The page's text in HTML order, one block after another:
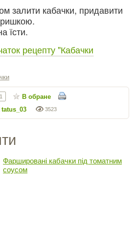
залити кабачки, придавити
їсти.
рецепту "Кабачки
3523
tatus_03
1 В обране
Фаршировані кабачки під томатним
соусом